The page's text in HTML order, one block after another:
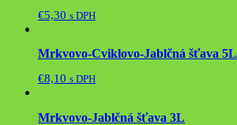
€5,30 s DPH
Mrkvovo-Cviklovo-Jablčná šťava 5L
€8,10 s DPH
Mrkvovo-Jablčná šťava 3L